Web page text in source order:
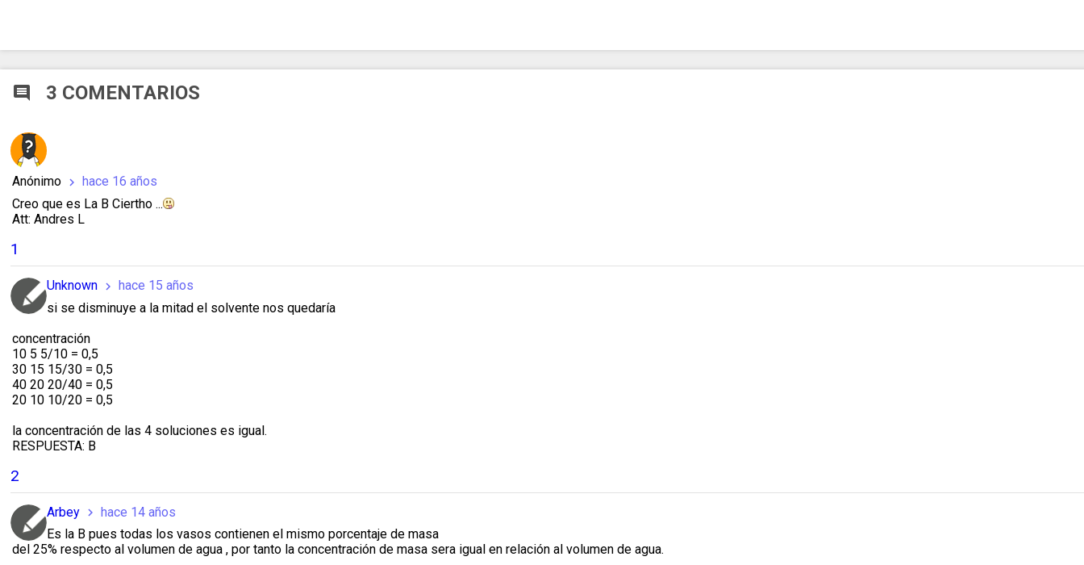
comment 3 COMENTARIOS
Anónimo chevron_right hace 16 años
Creo que es La B Ciertho ...
Att: Andres L
1
Unknown chevron_right hace 15 años
si se disminuye a la mitad el solvente nos quedaría
concentración
10 5 5/10 = 0,5
30 15 15/30 = 0,5
40 20 20/40 = 0,5
20 10 10/20 = 0,5
la concentración de las 4 soluciones es igual.
RESPUESTA: B
2
Arbey chevron_right hace 14 años
Es la B pues todas los vasos contienen el mismo porcentaje de masa
del 25% respecto al volumen de agua , por tanto la concentración de masa sera igual en relación al volumen de agua.